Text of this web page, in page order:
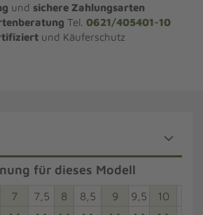
und sichere Zahlungsarten
Tel. 0621/405401-10
und Käuferschutz
für dieses Modell
7 7,5 8 8,5 9 9,5 10